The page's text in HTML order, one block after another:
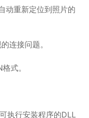
动重新定位到照片的
连接问题。
式。
执行安装程序的DLL